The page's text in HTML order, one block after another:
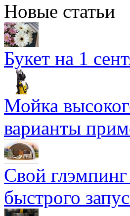
Новые статьи
Букет на 1
Мойка
варианты
Свой
быстрого